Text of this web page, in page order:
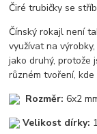
Čiré trubičky se
Čínský rokajl není
využívat na
jako druhý, protože
různém tvoření,
Rozměr: 6x2
Velikost dírky: